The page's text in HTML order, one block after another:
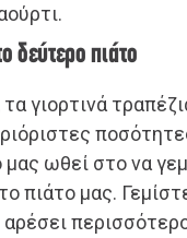
δεύτερο πιάτο
γιορτινά
ωθεί στο να
πιάτο μας.